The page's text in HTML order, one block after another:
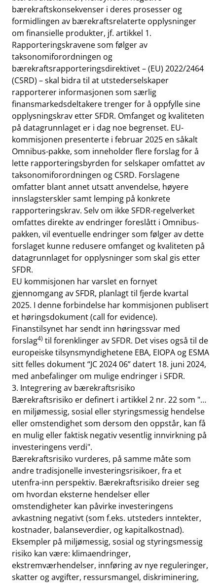
bærekraftskonsekvenser i deres prosesser og
formidlingen av bærekraftsrelaterte opplysninger
om finansielle produkter, jf. artikkel 1.
Rapporteringskravene som følger av
taksonomiforordningen og
bærekraftsrapporteringsdirektivet – (EU) 2022/2464
(CSRD) – skal bidra til at utstederselskaper
rapporterer informasjonen som særlig
finansmarkedsdeltakere trenger for å oppfylle sine
opplysningskrav etter SFDR. Omfanget og kvaliteten
på datagrunnlaget er i dag noe begrenset. EU-
kommisjonen presenterte i februar 2025 en såkalt
Omnibus-pakke, som inneholder flere forslag for å
lette rapporteringsbyrden for selskaper omfattet av
taksonomiforordningen og CSRD. Forslagene
omfatter blant annet utsatt anvendelse, høyere
innslagsterskler samt lemping på konkrete
rapporteringskrav. Selv om ikke SFDR-regelverket
omfattes direkte av endringer foreslått i Omnibus-
pakken, vil eventuelle endringer som følger av dette
forslaget kunne redusere omfanget og kvaliteten på
datagrunnlaget for opplysninger som skal gis etter
SFDR.
EU kommisjonen har varslet en fornyet
gjennomgang av SFDR, planlagt til fjerde kvartal
2025. I denne forbindelse har kommisjonen publisert
et høringsdokument (call for evidence).
Finanstilsynet har sendt inn høringssvar med
forslag4) til forenklinger av SFDR. Det vises også til de
europeiske tilsynsmyndighetene EBA, EIOPA og ESMA
sitt felles dokument “JC 2024 06” datert 18. juni 2024,
med anbefalinger om mulige endringer i SFDR.
3. Integrering av bærekraftsrisiko
Bærekraftsrisiko er definert i artikkel 2 nr. 22 som "…
en miljømessig, sosial eller styringsmessig hendelse
eller omstendighet som dersom den oppstår, kan få
en mulig eller faktisk negativ vesentlig innvirkning på
investeringens verdi".
Bærekraftsrisiko vurderes, på samme måte som
andre tradisjonelle investeringsrisikoer, fra et
utenfra-inn perspektiv. Bærekraftsrisiko dreier seg
om hvordan eksterne hendelser eller
omstendigheter kan påvirke investeringens
avkastning negativt (som f.eks. utsteders inntekter,
kostnader, balanseverdier, og kapitalkostnad).
Eksempler på miljømessig, sosial og styringsmessig
risiko kan være: klimaendringer,
ekstremværhendelser, innføring av nye reguleringer,
skatter og avgifter, ressursmangel, diskriminering,